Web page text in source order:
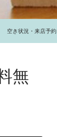
空き状況・来店予約
無